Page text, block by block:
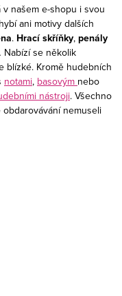
v našem e-shopu i svou
ani motivy dalších
. Hrací skříňky, penály
Nabízí se několik
blízké. Kromě hudebních
notami, basovým nebo
nástroji. Všechno
nemuseli